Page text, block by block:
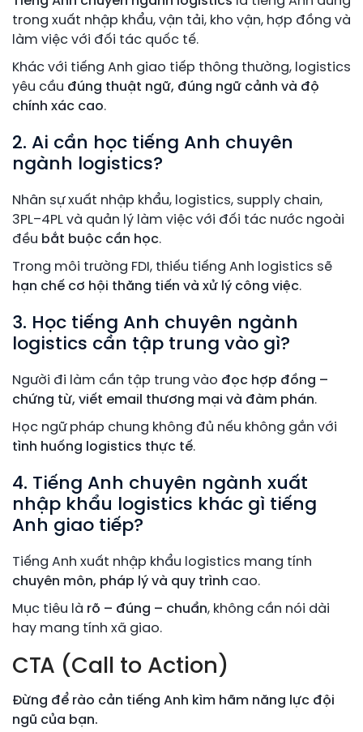
trong xuất nhập khẩu, vận tải, kho vận, hợp đồng và
làm việc với đối tác quốc tế.
Khác với tiếng Anh giao tiếp thông thường, logistics
yêu cầu đúng thuật ngữ, đúng ngữ cảnh và độ
chính xác cao.
2. Ai cần học tiếng Anh chuyên
ngành logistics?
Nhân sự xuất nhập khẩu, logistics, supply chain,
3PL–4PL và quản lý làm việc với đối tác nước ngoài
đều bắt buộc cần học.
Trong môi trường FDI, thiếu tiếng Anh logistics sẽ
hạn chế cơ hội thăng tiến và xử lý công việc.
3. Học tiếng Anh chuyên ngành
logistics cần tập trung vào gì?
Người đi làm cần tập trung vào đọc hợp đồng –
chứng từ, viết email thương mại và đàm phán.
Học ngữ pháp chung không đủ nếu không gắn với
tình huống logistics thực tế.
4. Tiếng Anh chuyên ngành xuất
nhập khẩu logistics khác gì tiếng
Anh giao tiếp?
Tiếng Anh xuất nhập khẩu logistics mang tính
chuyên môn, pháp lý và quy trình cao.
Mục tiêu là rõ – đúng – chuẩn, không cần nói dài
hay mang tính xã giao.
CTA (Call to Action)
Đừng để rào cản tiếng Anh kìm hãm năng lực đội
ngũ của bạn.